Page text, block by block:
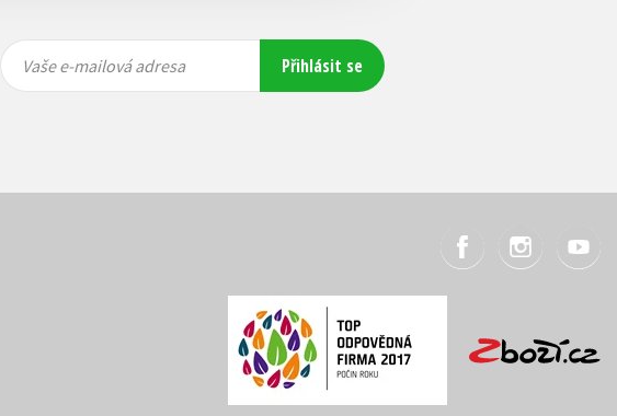
Vaše e-
mailová
Vaše e-
mailová
Vaše e-mailová adresa Přihlásit se